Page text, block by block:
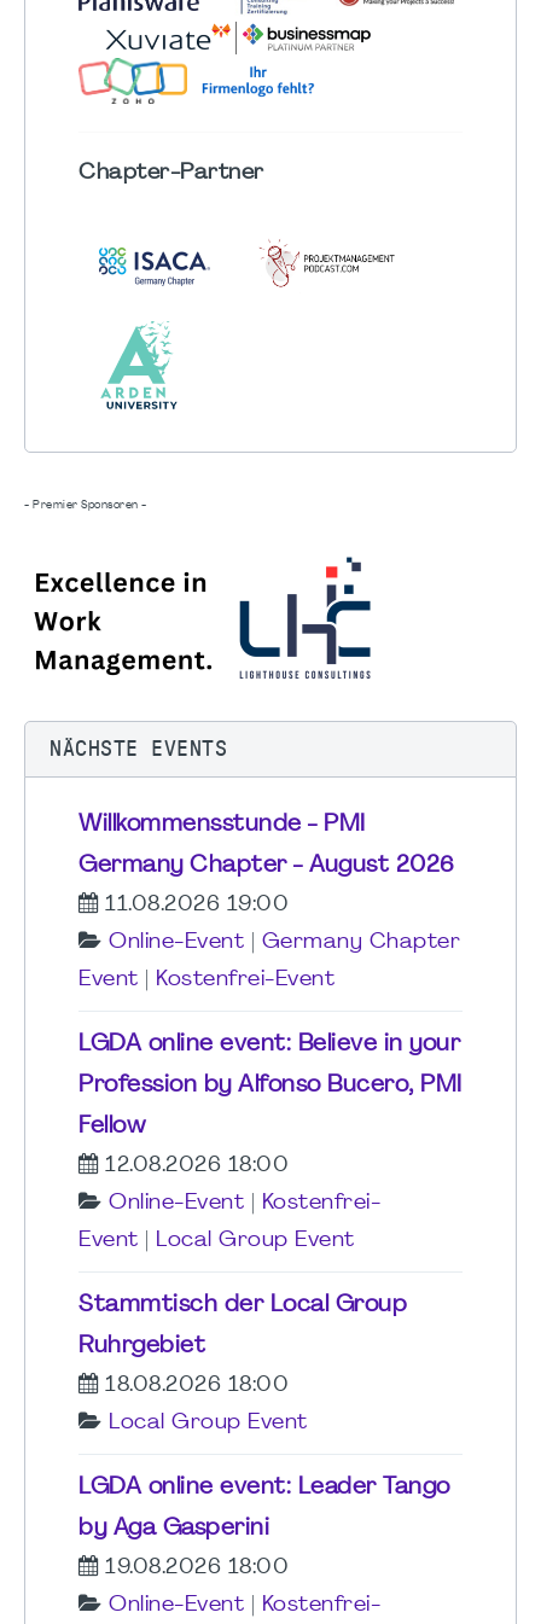
Chapter-Partner
- Premier Sponsoren -
NÄCHSTE EVENTS
Willkommensstunde - PMI
Germany Chapter - August 2026
11.08.2026 19:00
Online-Event
Germany Chapter
Event
Kostenfrei-Event
LGDA online event: Believe in your
Profession by Alfonso Bucero, PMI
Fellow
12.08.2026 18:00
Online-Event
Kostenfrei-
Event
Local Group Event
Stammtisch der Local Group
Ruhrgebiet
18.08.2026 18:00
Local Group Event
LGDA online event: Leader Tango
by Aga Gasperini
19.08.2026 18:00
Online-Event
Kostenfrei-